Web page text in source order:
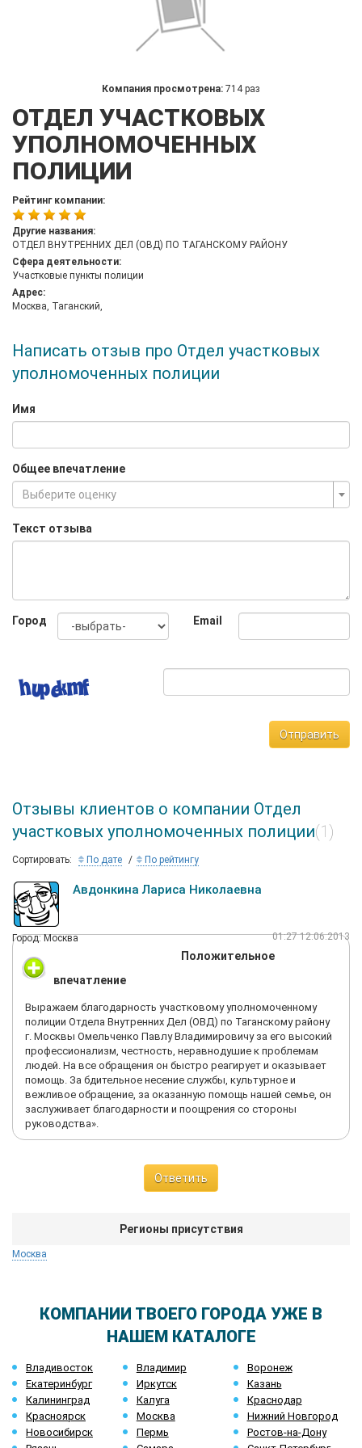
Компания просмотрена: 714 раз
ОТДЕЛ УЧАСТКОВЫХ
УПОЛНОМОЧЕННЫХ
ПОЛИЦИИ
Рейтинг компании:
Другие названия:
ОТДЕЛ ВНУТРЕННИХ ДЕЛ (ОВД) ПО ТАГАНСКОМУ РАЙОНУ
Сфера деятельности:
Участковые пункты полиции
Адрес:
Москва, Таганский,
Написать отзыв про Отдел участковых
уполномоченных полиции
Имя
Общее впечатление
Выберите оценку
Текст отзыва
Город Email
Отправить
Отзывы клиентов о компании Отдел
участковых уполномоченных полиции(1)
Сортировать: По дате По рейтингу
Авдонкина Лариса Николаевна
Город: Москва 01:27 12.06.2013
Положительное
впечатление
Выражаем благодарность участковому уполномоченному
полиции Отдела Внутренних Дел (ОВД) по Таганскому району
г. Москвы Омельченко Павлу Владимировичу за его высокий
профессионализм, честность, неравнодушие к проблемам
людей. На все обращения он быстро реагирует и оказывает
помощь. За бдительное несение службы, культурное и
вежливое обращение, за оказанную помощь нашей семье, он
заслуживает благодарности и поощрения cо стороны
руководства».
Ответить
Регионы присутствия
Москва
КОМПАНИИ ТВОЕГО ГОРОДА УЖЕ В
НАШЕМ КАТАЛОГЕ
Владивосток Владимир
Воронеж
Екатеринбург
Иркутск
Казань
Калининград
Калуга
Краснодар
Красноярск
Москва
Нижний Новгород
Новосибирск
Пермь
Ростов-на-Дону